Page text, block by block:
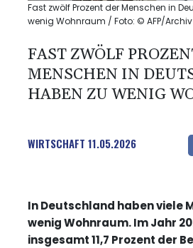
Fast zwölf Prozent der Menschen in
wenig Wohnraum / Foto: © AFP/Archiv
FAST ZWÖLF
MENSCHEN IN
HABEN ZU WENIG
WIRTSCHAFT 11.05.2026
In Deutschland haben viele
wenig Wohnraum. Im Jahr
insgesamt 11,7 Prozent der